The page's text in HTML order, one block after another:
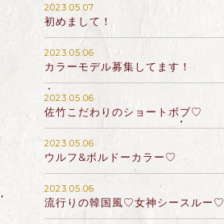
2023.05.07
初めまして！
2023.05.06
カラーモデル募集してます！
2023.05.06
佐竹こだわりのショートボブ♡
2023.05.06
ウルフ&ボルドーカラー♡
2023.05.06
流行りの韓国風♡女神シースルー♡